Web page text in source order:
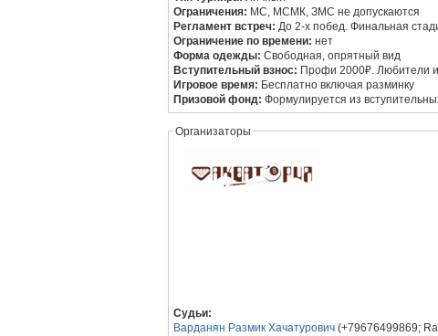
Ограничения: МС, МСМК, ЗМС не допускаются
Регламент встреч: До 2-х побед. Финальная
Ограничение по времени:нет
Форма одежды:Свободная, опрятный вид
Вступительный взнос: Профи 2000₽. Любители и
Игровое время: Бесплатно включая разминку
Призовой фонд:Формулируется из
Организаторы
Судьи:
Варданян Размик Хачатурович (+79676499869;